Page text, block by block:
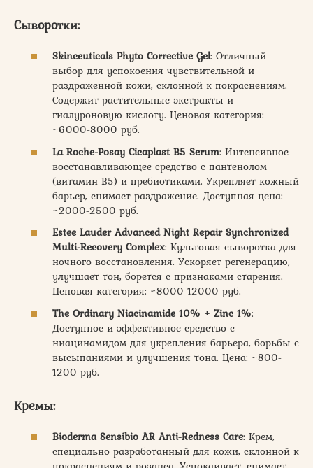
Сыворотки:
Skinceuticals Phyto Corrective Gel: Отличный
выбор для успокоения чувствительной и
раздраженной кожи, склонной к покраснениям.
Содержит растительные экстракты и
гиалуроновую кислоту. Ценовая категория:
~6000-8000 руб.
La Roche-Posay Cicaplast B5 Serum: Интенсивное
восстанавливающее средство с пантенолом
(витамин В5) и пребиотиками. Укрепляет кожный
барьер, снимает раздражение. Доступная цена:
~2000-2500 руб.
Estee Lauder Advanced Night Repair Synchronized
Multi-Recovery Complex: Культовая сыворотка для
ночного восстановления. Ускоряет регенерацию,
улучшает тон, борется с признаками старения.
Ценовая категория: ~8000-12000 руб.
The Ordinary Niacinamide 10% + Zinc 1%:
Доступное и эффективное средство с
ниацинамидом для укрепления барьера, борьбы с
высыпаниями и улучшения тона. Цена: ~800-
1200 руб.
Кремы:
Bioderma Sensibio AR Anti-Redness Care: Крем,
специально разработанный для кожи, склонной к